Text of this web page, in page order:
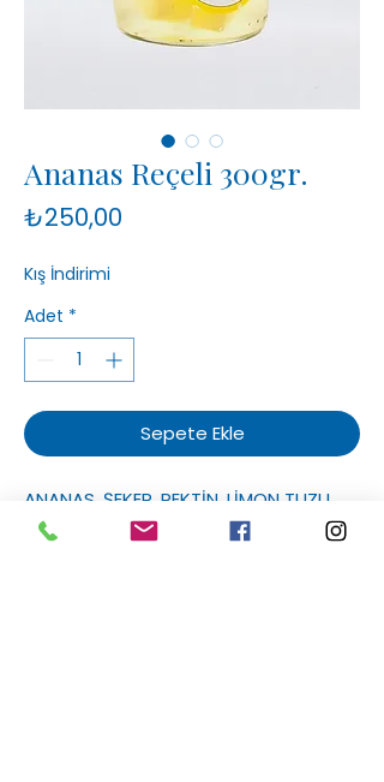
Ananas Reçeli 300gr.
₺250,00
Kış İndirimi
Adet *
Sepete Ekle
ANANAS, ŞEKER, PEKTİN, LİMON TUZU.